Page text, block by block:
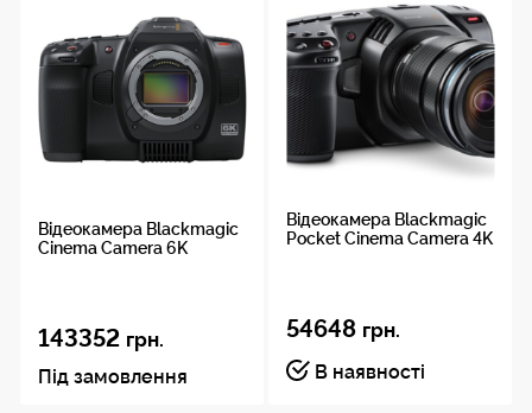
Відеокамера Blackmagic
Cinema Camera 6K
143352 грн.
Під замовлення
Відеокамера Blackmagic
Pocket Cinema Camera 4K
54648 грн.
В наявності